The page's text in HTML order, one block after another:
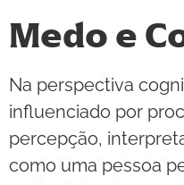
Medo e
Na perspectiva
influenciado por
percepção,
como uma pessoa